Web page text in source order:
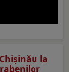
la